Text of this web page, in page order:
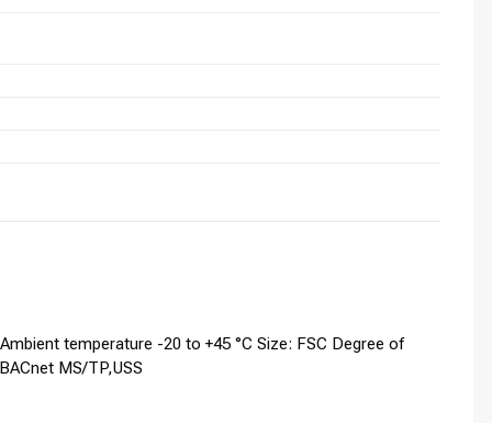
temperature -20 to +45 °C Size: FSC Degree of
MS/TP,USS